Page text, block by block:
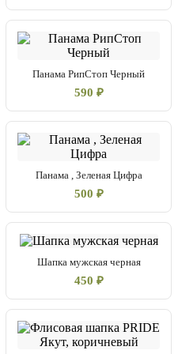
Панама РипСтоп Черный
590 ₽
Панама , Зеленая Цифра
500 ₽
Шапка мужская черная
450 ₽